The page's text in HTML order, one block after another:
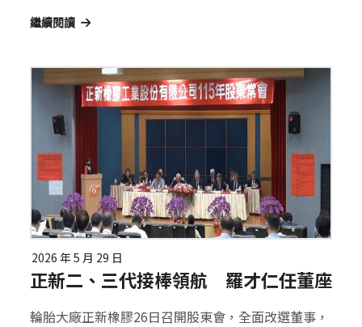
繼續閱讀
2026 年 5 月 29 日
正新二、三代接棒領航 羅才仁任董座
輪胎大廠正新橡膠26日召開股東會，全面改選董事，